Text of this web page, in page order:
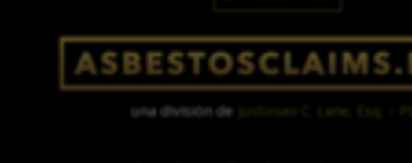
una división de Justinian C. Lane, Esq. –